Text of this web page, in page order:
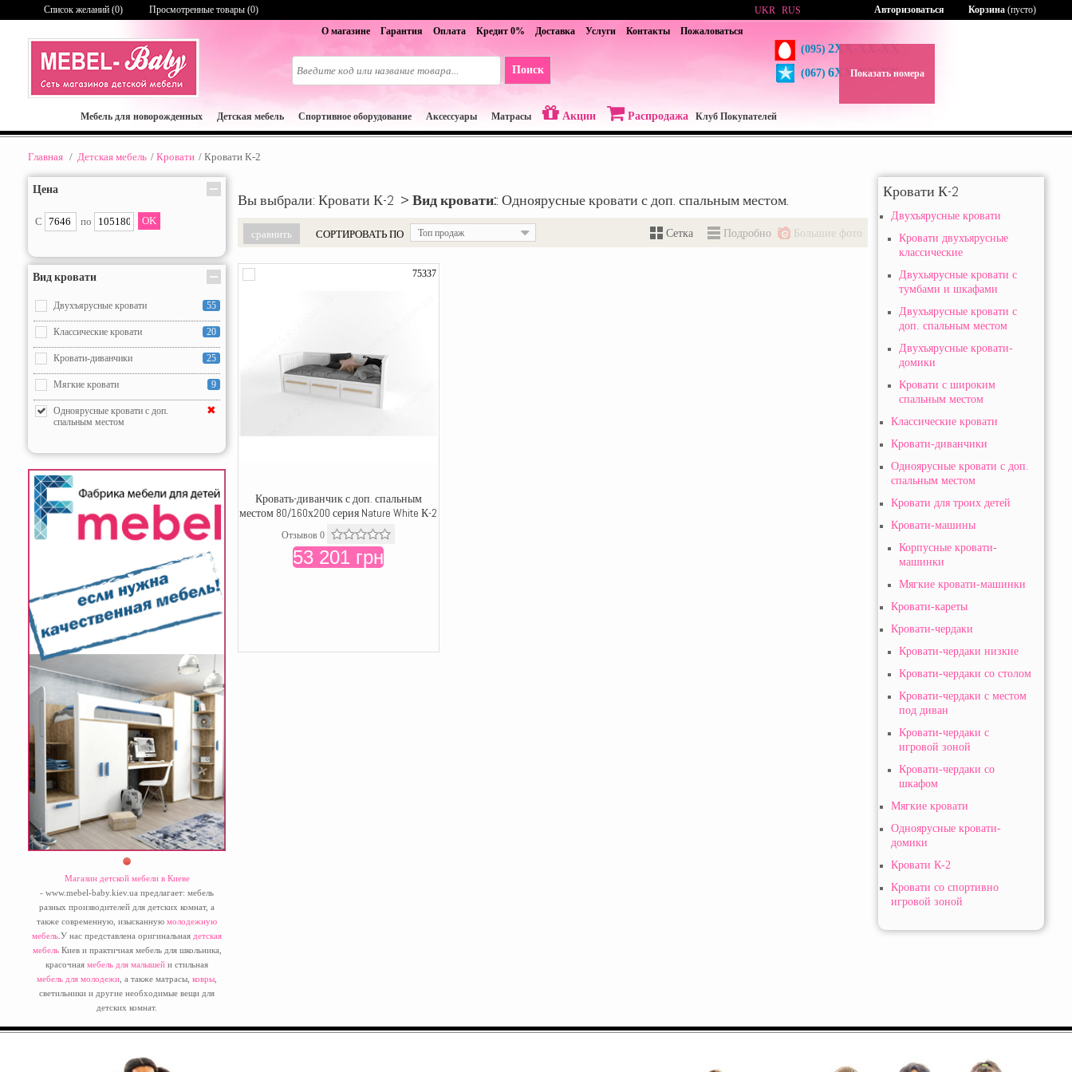
О магазине Гарантия Оплата Кредит 0% Доставка Услуги Контакты Пожаловаться
(095) 2XX-XX-XX
(067) 6XX-XX-XX
Показать номера
UKR RUS
Список желаний (0) Просмотренные товары (0) Корзина (пусто)
Авторизоваться
Мебель для новорожденных Детская мебель Спортивное оборудование Аксессуары Матрасы Акции Распродажа Клуб Покупателей
Главная / Детская мебель / Кровати / Кровати К-2
Цена
С по
Вид кровати
Двухъярусные кровати 55
Классические кровати 20
Кровати-диванчики 25
Мягкие кровати 9
Одноярусные кровати с доп.
спальным местом
✖
Магазин детской мебели в Киеве
- www.mebel-baby.kiev.ua предлагает: мебель
разных производителей для детских комнат, а
также современную, изысканную молодежную
мебель .У нас представлена оригинальная детская
мебельКиев и практичная мебель для школьника,
красочная мебель для малышей и стильная
мебель для молодежи , а также матрасы, ковры
светильники и другие необходимые вещи для
детских комнат.
Вы выбрали: Кровати К-2 > Вид кровати:: Одноярусные кровати с доп. спальным местом.
СОРТИРОВАТЬ ПО Топ продаж Сетка Подробно Большие фото
75337
Кровать-диванчик с доп. спальным
местом 80/160х200 серия Nature White К-2
Отзывов 0
53 201 грн
Кровати К-2
Двухъярусные кровати
Кровати двухъярусные
классические
Двухьярусные кровати с
тумбами и шкафами
Двухъярусные кровати с
доп. спальным местом
Двухъярусные кровати-
домики
Кровати с широким
спальным местом
Классические кровати
Кровати-диванчики
Одноярусные кровати с доп.
спальным местом
Кровати для троих детей
Кровати-машины
Корпусные кровати-
машинки
Мягкие кровати-машинки
Кровати-кареты
Кровати-чердаки
Кровати-чердаки низкие
Кровати-чердаки со столом
Кровати-чердаки с местом
под диван
Кровати-чердаки с
игровой зоной
Кровати-чердаки со
шкафом
Мягкие кровати
Одноярусные кровати-
домики
Кровати К-2
Кровати со спортивно
игровой зоной